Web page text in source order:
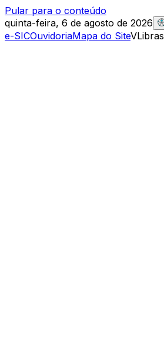
Pular para o conteúdo
quinta-feira, 6 de agosto de 2026
e-SICOuvidoriaMapa do SiteVLibras